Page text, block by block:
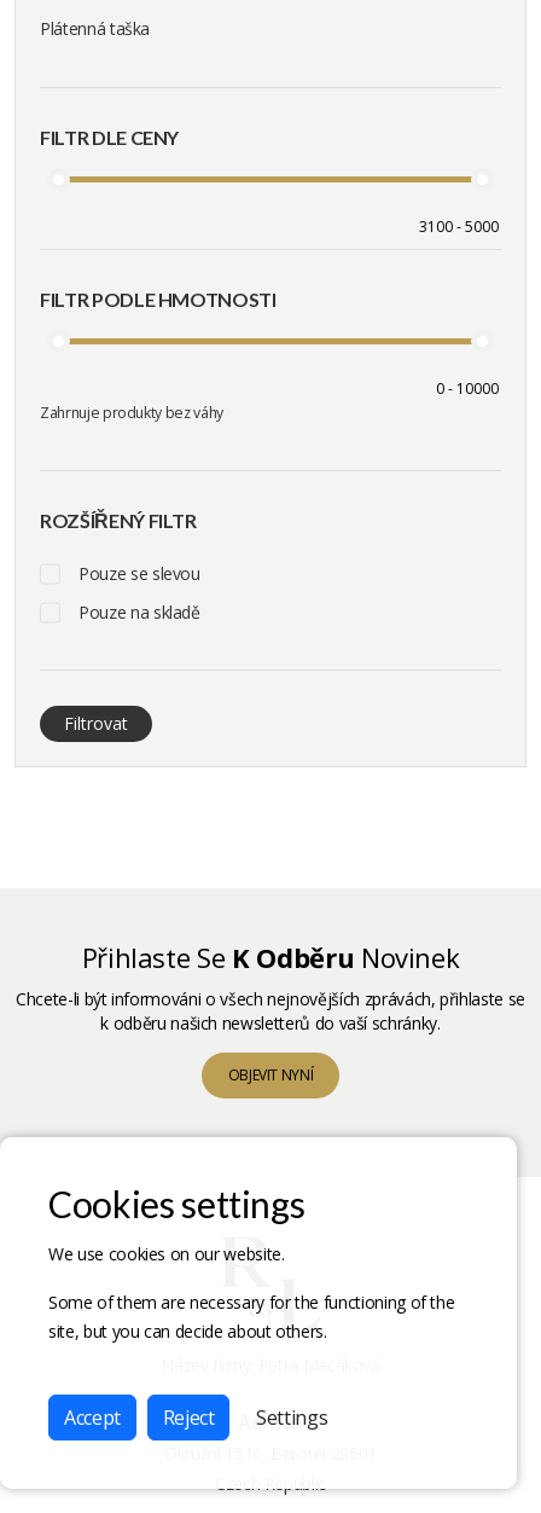
Plátenná taška
FILTR DLE CENY
FILTR PODLE HMOTNOSTI
Zahrnuje produkty bez váhy
ROZŠÍŘENÝ FILTR
Pouze se slevou
Pouze na skladě
Filtrovat
Přihlaste Se K Odběru Novinek
Chcete-li být informováni o všech nejnovějších zprávách, přihlaste se
k odběru našich newsletterů do vaší schránky.
OBJEVIT NYNÍ
Adresa
Czech Republic
Cookies settings
We use cookies on our website.
Some of them are necessary for the functioning of the
site, but you can decide about others.
Accept Reject Settings